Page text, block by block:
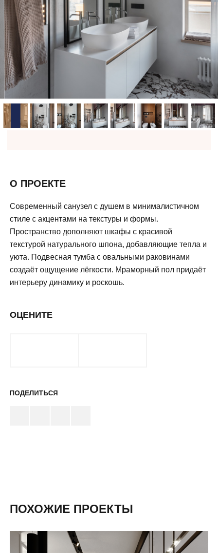
О ПРОЕКТЕ
Современный санузел с душем в минималистичном
стиле с акцентами на текстуры и формы.
Пространство дополняют шкафы с красивой
текстурой натурального шпона, добавляющие тепла и
уюта. Подвесная тумба с овальными раковинами
создаёт ощущение лёгкости. Мраморный пол придаёт
интерьеру динамику и роскошь.
ОЦЕНИТЕ
ПОДЕЛИТЬСЯ
ПОХОЖИЕ ПРОЕКТЫ